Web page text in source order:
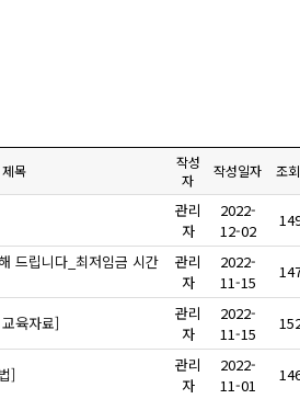
제목
작성
자
작성일자 조
관리
자
2022-
12-02
드립니다_최저임금 시간
관리
자
2022-
11-15
육자료]
관리
자
2022-
11-15
]
관리
자
2022-
11-01